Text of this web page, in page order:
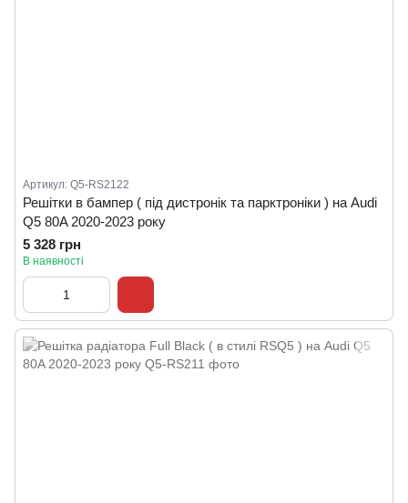
Артикул: Q5-RS2122
Решітки в бампер ( під дистронік та парктроніки ) на Audi
Q5 80A 2020-2023 року
5 328 грн
В наявності